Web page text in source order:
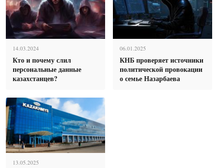
14.03.2024
Кто и почему слил
персональные данные
казахстанцев?
06.01.2025
КНБ проверяет источники
политической провокации
о семье Назарбаева
13.05.2025